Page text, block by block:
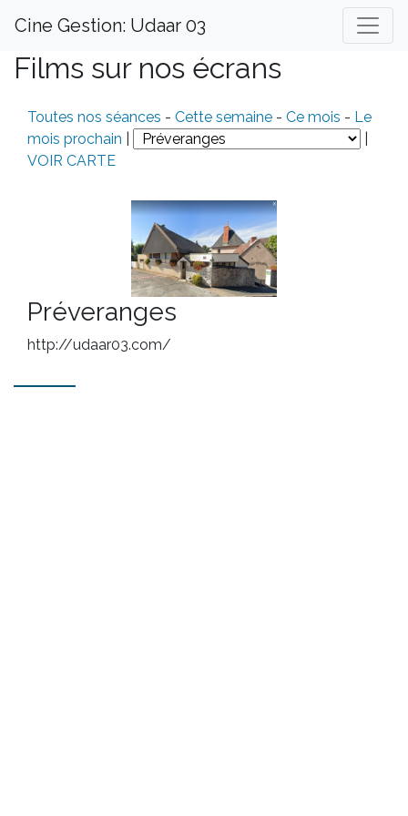
Cine Gestion: Udaar 03
Films sur nos écrans
Toutes nos séances - Cette semaine - Ce mois - Le
mois prochain
VOIR CARTE
Préveranges
http://udaar03.com/